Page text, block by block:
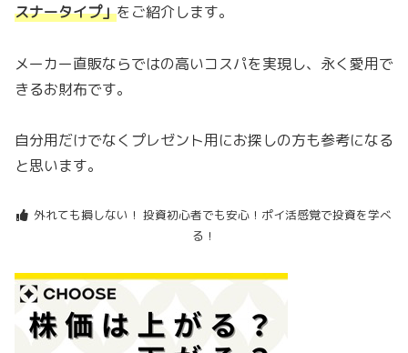
スナータイプ」をご紹介します。
メーカー直販ならではの高いコスパを実現し、永く愛用で
きるお財布です。
自分用だけでなくプレゼント用にお探しの方も参考になる
と思います。
外れても損しない！ 投資初心者でも安心！ポイ活感覚で投資を学べ
る！